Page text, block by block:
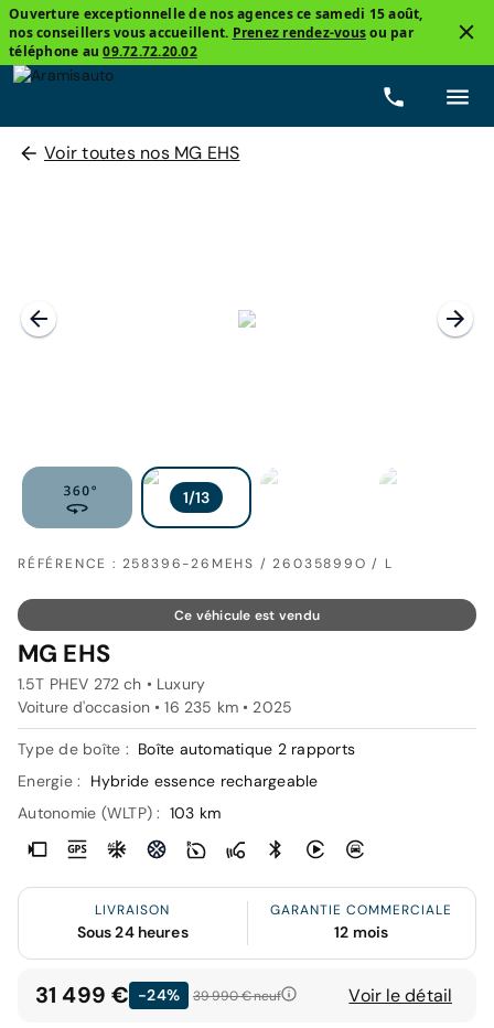
Ouverture exceptionnelle de nos agences ce samedi 15 août,
nos conseillers vous accueillent. Prenez rendez-vousou par
téléphone au09.72.72.20.02
Voir toutes nos MG EHS
RÉFÉRENCE : 258396-26MEHS / 26035899O / L
Ce véhicule est vendu
MG EHS
1.5T PHEV 272 ch • Luxury
Voiture d'occasion • 16 235 km • 2025
Type de boîte : Boîte automatique 2 rapports
Energie :
Hybride essence rechargeable
Autonomie (WLTP) : 103 km
LIVRAISON
Sous 24 heures
GARANTIE COMMERCIALE
12 mois
31 499 € -24% 39 990 €neuf Voir le détail